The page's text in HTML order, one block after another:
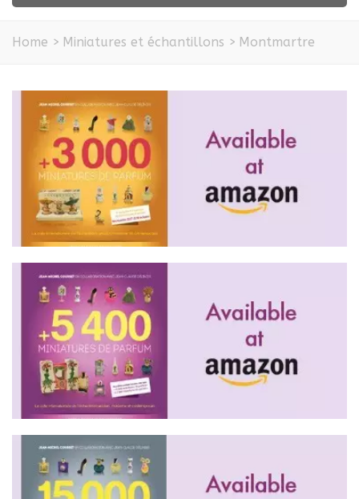
Home > Miniatures et échantillons > Montmartre